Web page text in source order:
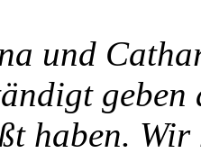
und
haben.